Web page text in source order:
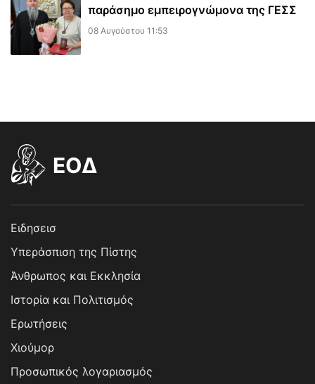
παράσημο εμπειρογνώμονα της ΓΕΣΣ
08 Αυγούστου 11:53
EOΔ
Ειδησεισ
Υπεράσπιση της Πίστης
Άνθρωπος και Εκκλησία
Ιστορία και Πολιτισμός
Ερωτήσεις
Χιούμορ
Προσωπικός λογαριασμός